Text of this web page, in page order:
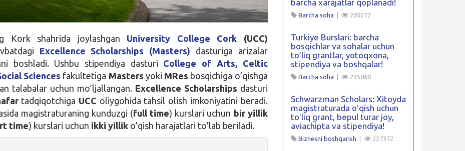
Kork shahrida joylashgan University College Cork (UCC)
Excellence Scholarships (Masters) dasturiga arizalar
boshladi. Ushbu stipendiya dasturi College of Arts, Celtic
Sciences fakultetiga Masters yoki MRes bosqichiga o’qishga
talabalar uchun mo’ljallangan. Excellence Scholarships dasturi
tadqiqotchiga UCC oliygohida tahsil olish imkoniyatini beradi.
magistraturaning kunduzgi (full time) kurslari uchun bir yillik
time) kurslari uchun ikki yillik o’qish harajatlari to’lab beriladi.
barcha xarajatlar qoplanadi!
Barcha soha 269272
Turkiye Burslari: barcha
bosqichlar va sohalar uchun
to’liq grantlar, yotoqxona,
stipendiya va boshqalar!
Barcha soha 235860
Schwarzman Scholars: Xitoyda
magistraturada oʻqish uchun
toʻliq grant, bepul turar joy,
aviachipta va stipendiya!
Biznesni boshqarish 227372